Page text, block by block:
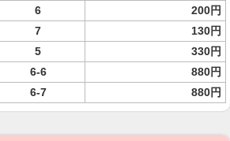
6
200円
7
130円
5
330円
6-6
880円
6-7 880円